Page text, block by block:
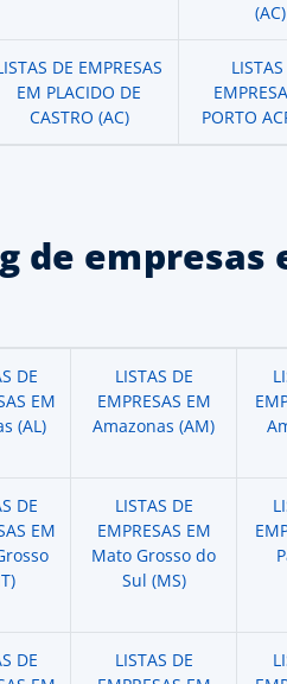
(AC)
DE EMPRESAS
EM PLACIDO DE
CASTRO (AC)
PORTO
de empresas
DE
EM
(AL)
LISTAS DE
EMPRESAS EM
Amazonas (AM)
DE
EM
LISTAS DE
EMPRESAS EM
Mato Grosso do
Sul (MS)
DE
LISTAS DE